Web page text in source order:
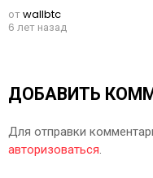
отwallbtc
6 лет назад
ДОБАВИТЬ
Для отправки
авторизоваться.